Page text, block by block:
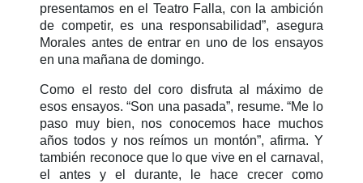
presentamos en el Teatro Falla, con la ambición
de competir, es una responsabilidad”, asegura
Morales antes de entrar en uno de los ensayos
en una mañana de domingo.
Como el resto del coro disfruta al máximo de
esos ensayos. “Son una pasada”, resume. “Me lo
paso muy bien, nos conocemos hace muchos
años todos y nos reímos un montón”, afirma. Y
también reconoce que lo que vive en el carnaval,
el antes y el durante, le hace crecer como